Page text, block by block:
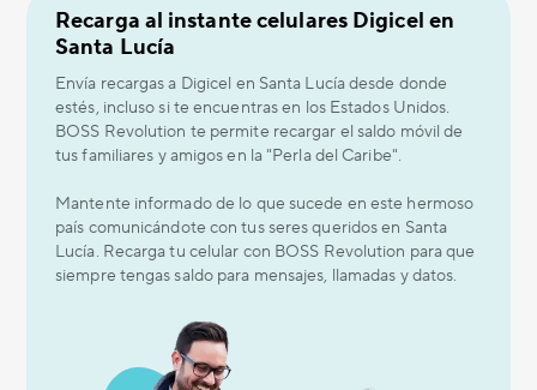
Recarga al instante celulares Digicel en
Santa Lucía
Envía recargas a Digicel en Santa Lucía desde donde
estés, incluso si te encuentras en los Estados Unidos.
BOSS Revolution te permite recargar el saldo móvil de
tus familiares y amigos en la "Perla del Caribe".
Mantente informado de lo que sucede en este hermoso
país comunicándote con tus seres queridos en Santa
Lucía. Recarga tu celular con BOSS Revolution para que
siempre tengas saldo para mensajes, llamadas y datos.